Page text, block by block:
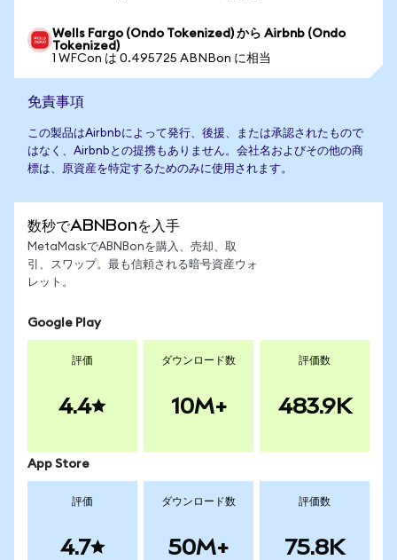
Wells Fargo (Ondo Tokenized) から Airbnb (Ondo
Tokenized)
1 WFCon は 0.495725 ABNBon に相当
免責事項
この製品はAirbnbによって発行、後援、または承認されたもので
はなく、Airbnbとの提携もありません。会社名およびその他の商
標は、原資産を特定するためのみに使用されます。
数秒でABNBonを入手
MetaMaskでABNBonを購入、売却、取
引、スワップ。最も信頼される暗号資産ウォ
レット。
Google Play
評価
4.4
ダウンロード数
10M+
評価数
483.9K
App Store
評価
4.7
ダウンロード数
50M+
評価数
75.8K